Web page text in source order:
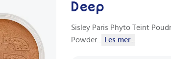
Deep
Sisley Paris Phyto Teint
Powder
Les mer...